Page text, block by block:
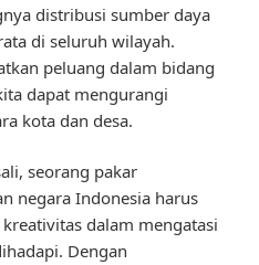
distribusi sumber daya
di seluruh wilayah.
peluang dalam bidang
dapat mengurangi
kota dan desa.
seorang pakar
negara Indonesia harus
dalam mengatasi
Dengan